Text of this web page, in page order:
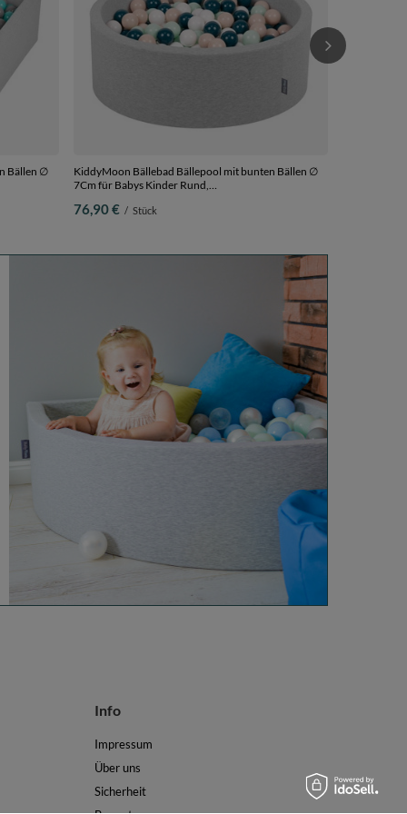
Bällen ∅
KiddyMoon Bällebad Bällepool mit bunten Bällen ∅
7Cm für Babys Kinder Rund,
30 cm 200 Bälle
76,90 € / Stück
Info
Impressum
Über uns
Sicherheit